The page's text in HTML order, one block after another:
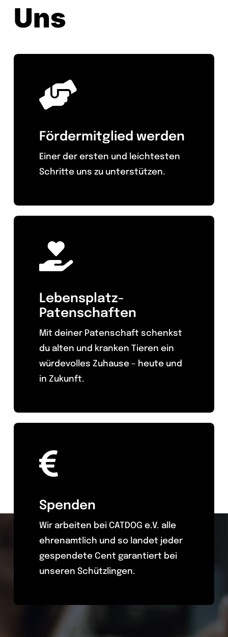
Uns
Fördermitglied werden
Einer der ersten und leichtesten
Schritte uns zu unterstützen.
Lebensplatz-
Patenschaften
Mit deiner Patenschaft schenkst
du alten und kranken Tieren ein
würdevolles Zuhause – heute und
in Zukunft.
Spenden
Wir arbeiten bei CATDOG e.V. alle
ehrenamtlich und so landet jeder
gespendete Cent garantiert bei
unseren Schützlingen.